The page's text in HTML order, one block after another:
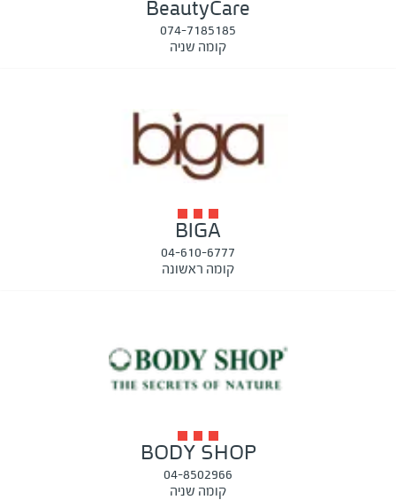
BeautyCare
074-7185185
קומה שניה
BIGA
04-610-6777
קומה ראשונה
BODY SHOP
04-8502966
קומה שניה